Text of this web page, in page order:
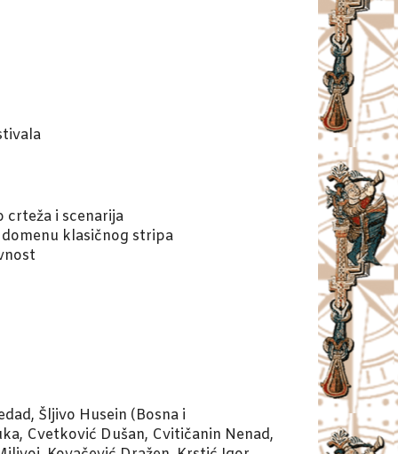
crteža i scenarija
klasičnog stripa
Šljivo Husein (Bosna i
Cvetković Dušan, Cvitičanin Nenad,